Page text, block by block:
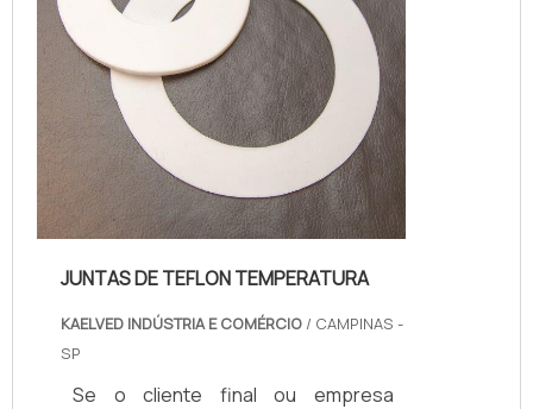
JUNTAS DE TEFLON TEMPERATURA
KAELVED INDÚSTRIA E COMÉRCIO / CAMPINAS -
SP
Se o cliente final ou empresa